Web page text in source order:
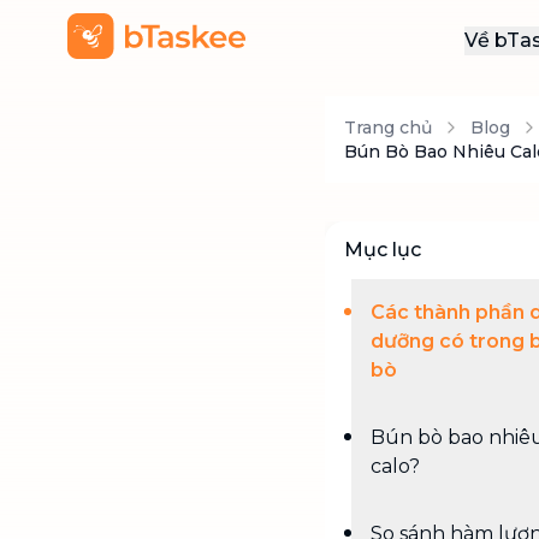
Về
Trang chủ Blog
Bún Bò Bao Nhiêu
Mục lục
Các thành phần
dưỡng có trong
bò
Bún bò bao
calo?
So sánh hàm